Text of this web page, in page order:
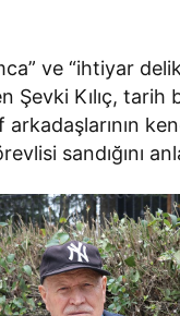
ve “ihtiyar
Şevki Kılıç, tarih
arkadaşlarının
sandığını